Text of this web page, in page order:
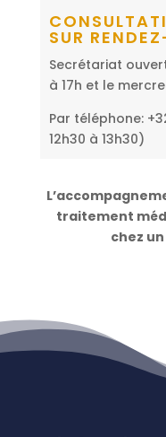
SUR
Secrétariat
à 17h et le
Par téléphone:
12h30 à 13h30)
traitement
chez